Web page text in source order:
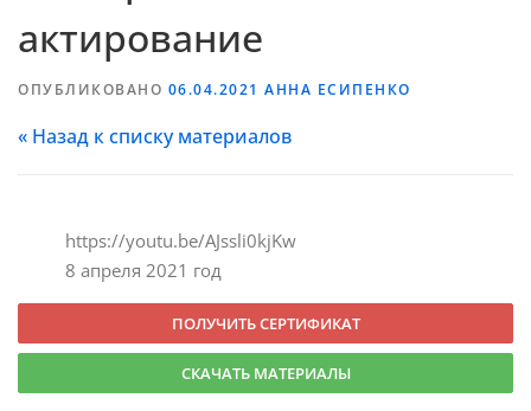
актирование
ОПУБЛИКОВАНО 06.04.2021 АННА ЕСИПЕНКО
« Назад к списку материалов
https://youtu.be/AJssli0kjKw
8 апреля 2021 год
ПОЛУЧИТЬ СЕРТИФИКАТ
СКАЧАТЬ МАТЕРИАЛЫ